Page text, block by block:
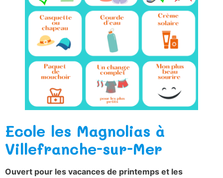
Ecole les Magnolias à
Villefranche-sur-Mer
Ouvert pour les vacances de printemps et les